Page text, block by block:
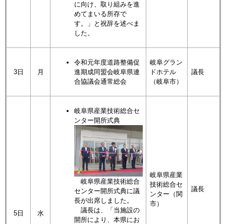
に向け、取り組みを進
めてまいる所存で
す。」と祝辞を述べま
した。
3日 月
令和元年度道路整備促
進期成同盟会岐阜県連
合協議会通常総会
岐阜グラン
ドホテル
（岐阜市）
議長
5日 水
岐阜県産業技術総合セ
ンター開所式典
岐阜県産業技術総合
センター開所式典に議
長が出席しました。
議長は、「当施設の
開所により、本県にお
岐阜県産業
技術総合セ
ンター（関
市）
議長